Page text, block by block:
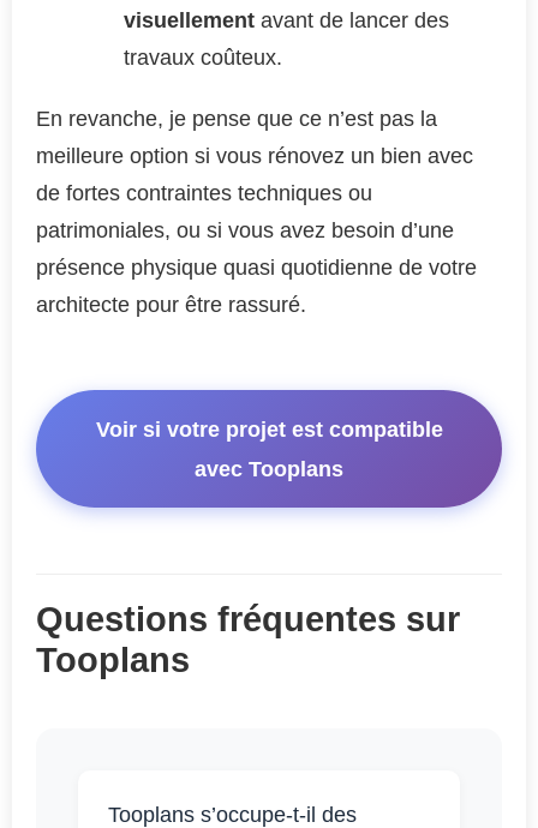
visuellementavant de lancer des
travaux coûteux.
En revanche, je pense que ce n’est pas la
meilleure option si vous rénovez un bien avec
de fortes contraintes techniques ou
patrimoniales, ou si vous avez besoin d’une
présence physique quasi quotidienne de votre
architecte pour être rassuré.
Voir si votre projet est compatible
avec Tooplans
Questions fréquentes sur
Tooplans
Tooplans s’occupe-t-il des